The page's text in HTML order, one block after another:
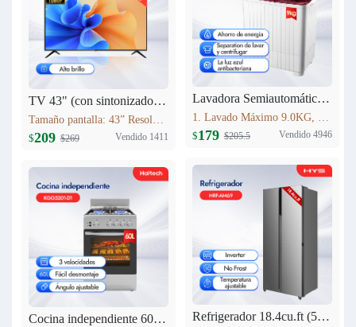
TV 43" (con sintonizador analógico) Haitech 43F5-B
$209 $269 Vendido 1411
Cocina independiente 60L KGG5201-D1
Lavadora Semiautomática HYS 9KG XPB90-2066
$179 $205.5 Vendido 4946
Refrigerador 18.4cu.ft (521L) Inverter HRF-AM69